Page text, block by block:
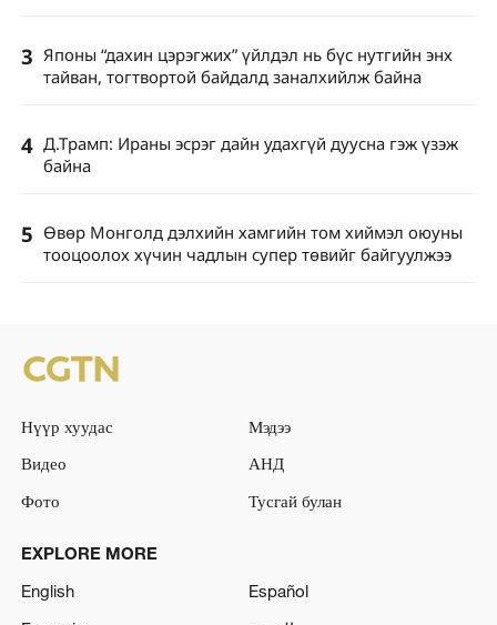
3 Японы “дахин цэрэгжих” үйлдэл нь бүс нутгийн энх
тайван, тогтвортой байдалд заналхийлж байна
4 Д.Трамп: Ираны эсрэг дайн удахгүй дуусна гэж үзэж
байна
5 Өвөр Монголд дэлхийн хамгийн том хиймэл оюуны
тооцоолох хүчин чадлын супер төвийг байгуулжээ
Нүүр хуудас
Мэдээ
Видео
АНД
Фото
Тусгай булан
EXPLORE MORE
English
Español